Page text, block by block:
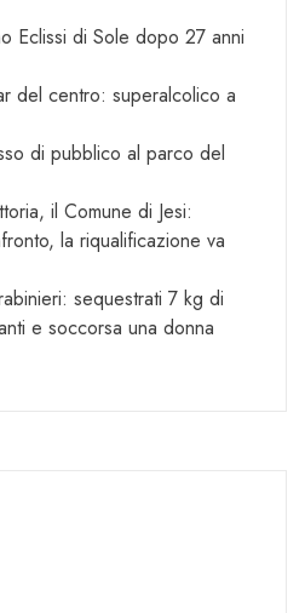
Eclissi di Sole dopo 27 anni
del centro: superalcolico a
di pubblico al parco del
il Comune di Jesi:
la riqualificazione va
sequestrati 7 kg di
e soccorsa una donna